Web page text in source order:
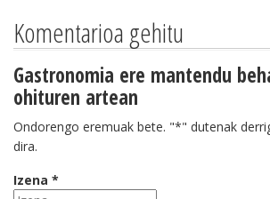
Komentarioa gehitu
Gastronomia ere mantendu
ohituren artean
Ondorengo eremuak bete. "*" dutenak
dira.
Izena *